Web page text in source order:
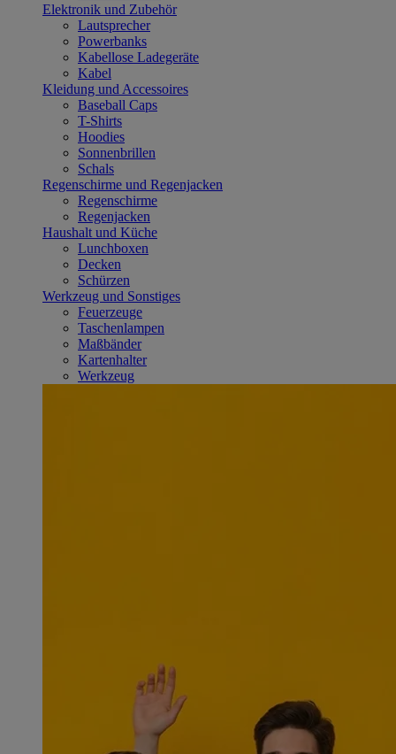
Elektronik und Zubehör
Lautsprecher
Powerbanks
Kabellose Ladegeräte
Kabel
Kleidung und Accessoires
Baseball Caps
T-Shirts
Hoodies
Sonnenbrillen
Schals
Regenschirme und Regenjacken
Regenschirme
Regenjacken
Haushalt und Küche
Lunchboxen
Decken
Schürzen
Werkzeug und Sonstiges
Feuerzeuge
Taschenlampen
Maßbänder
Kartenhalter
Werkzeug